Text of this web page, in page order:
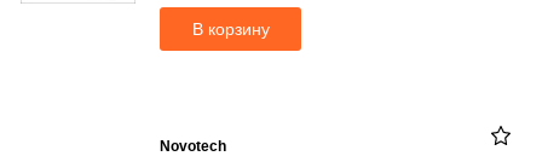
В корзину
Novotech